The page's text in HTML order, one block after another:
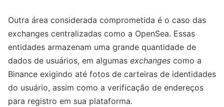
Outra área considerada comprometida é o caso das
exchanges centralizadas como a OpenSea. Essas
entidades armazenam uma grande quantidade de
dados de usuários, em algumas exchanges como a
Binance exigindo até fotos de carteiras de identidades
do usuário, assim como a verificação de endereços
para registro em sua plataforma.